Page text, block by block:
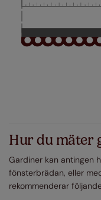
Hur du mäter
Gardiner kan antingen
fönsterbrädan, eller
rekommenderar